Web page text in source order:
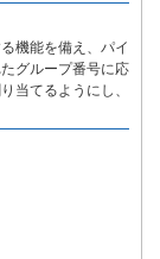
機能を備え、パイ
グループ番号に応
当てるようにし、